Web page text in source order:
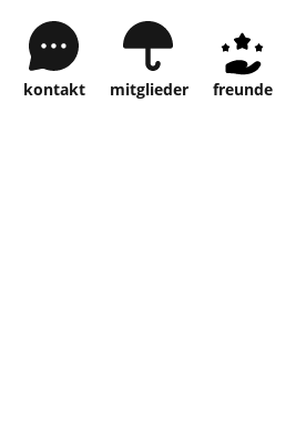
kontakt mitglieder freunde